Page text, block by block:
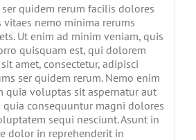
ser quidem rerum facilis dolores
nemo minima rerums
Ut enim ad minim veniam, quis
quisquam est, qui dolorem
amet, consectetur, adipisci
ser quidem rerum. Nemo enim
quia voluptas sit aspernatur aut
consequuntur magni dolores
sequi nesciunt. Asunt in
dolor in reprehenderit in